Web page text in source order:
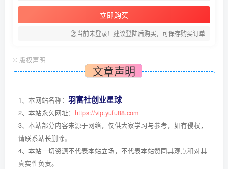
立即购买
您当前未登录！建议登陆后购买，可保存购买订单
© 版权声明
文章声明
1、本网站名称： 羽富社创业星球
2、本站永久网址： https://vip.yufu88.com
3、本站部分内容来源于网络，仅供大家学习与参考，如有侵权，
请联系站长删除。
4、本站一切资源不代表本站立场，不代表本站赞同其观点和对其
真实性负责。